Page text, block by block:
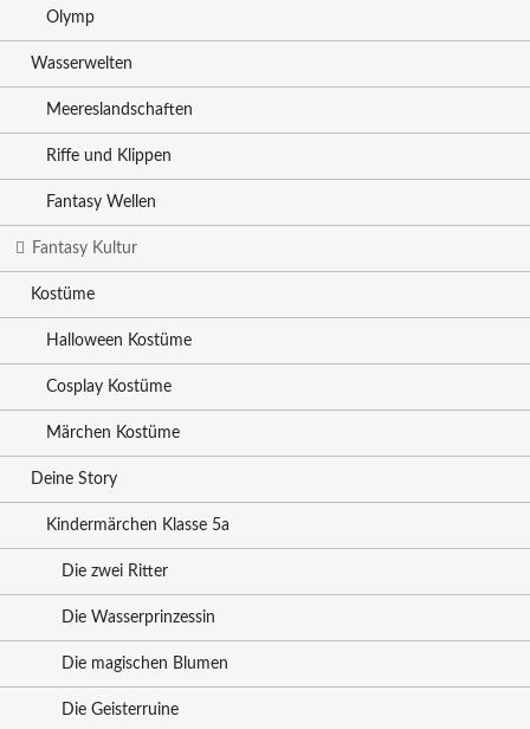
Olymp
Wasserwelten
Meereslandschaften
Riffe und Klippen
Fantasy Wellen
Fantasy Kultur
Kostüme
Halloween Kostüme
Cosplay Kostüme
Märchen Kostüme
Deine Story
Kindermärchen Klasse 5a
Die zwei Ritter
Die Wasserprinzessin
Die magischen Blumen
Die Geisterruine